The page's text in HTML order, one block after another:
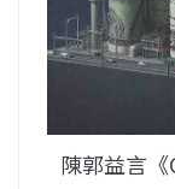
陳郭益言